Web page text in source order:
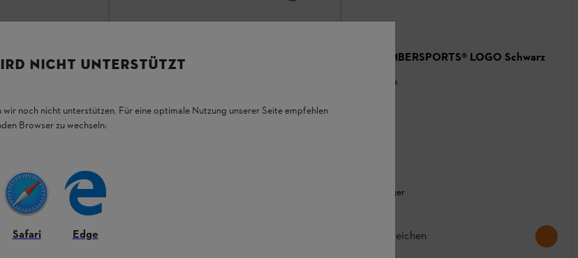
Gürtel CLASSIC Cap TIMBERSPORTS® LOGO Schwarz
Accessoires
Auf Lager
Vergleichen
NICHT UNTERSTÜTZT
wir noch nicht unterstützen. Für eine optimale Nutzung unserer Seite empfehlen
Browser zu wechseln:
Safari Edge